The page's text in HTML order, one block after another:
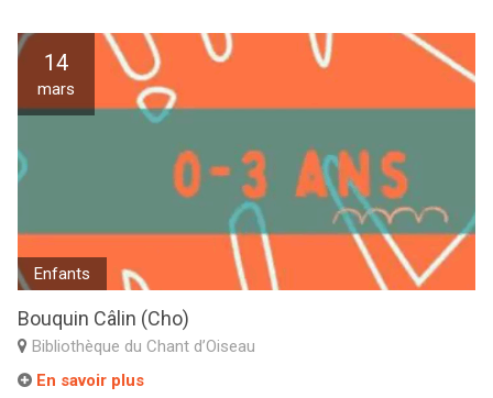
14
mars
Enfants
Bouquin Câlin (Cho)
Bibliothèque du Chant d’Oiseau
En savoir plus